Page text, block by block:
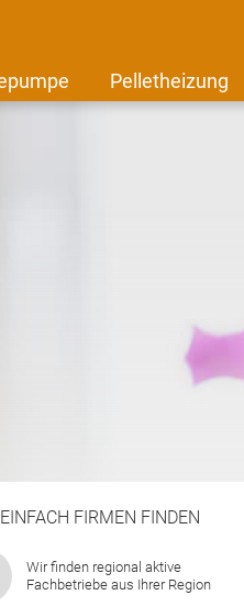
Pelletheizung
EINFACH FIRMEN FINDEN
Wir finden regional aktive
Fachbetriebe aus Ihrer Region